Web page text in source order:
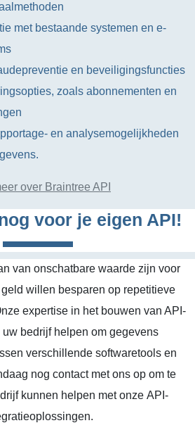
met bestaande systemen en e-
en beveiligingsfuncties
zoals abonnementen en
en analysemogelijkheden
over Braintree API
voor je eigen API!
van onschatbare waarde zijn voor
willen besparen op repetitieve
expertise in het bouwen van API-
bedrijf helpen om gegevens
verschillende softwaretools en
nog contact met ons op om te
kunnen helpen met onze API-